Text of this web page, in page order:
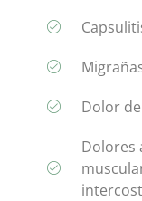
Dolor
Dolores